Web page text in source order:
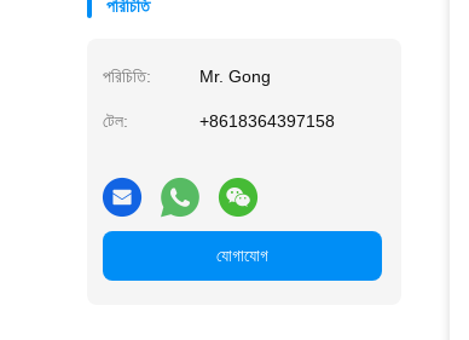
পরিচিতি
পরিচিতি: Mr. Gong
টেল: +8618364397158
যোগাযোগ